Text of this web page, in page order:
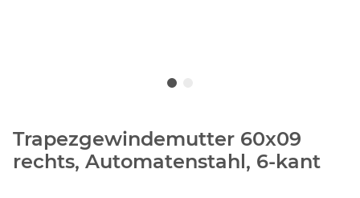
Trapezgewindemutter 60x09
rechts, Automatenstahl, 6-kant